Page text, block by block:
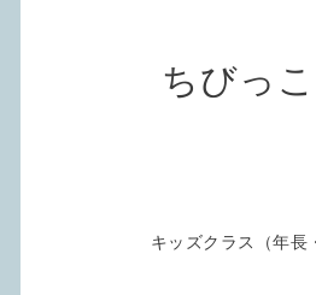
ちびっ
キッズクラス（年長